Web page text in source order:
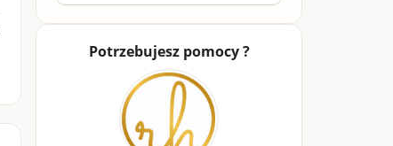
Potrzebujesz pomocy ?